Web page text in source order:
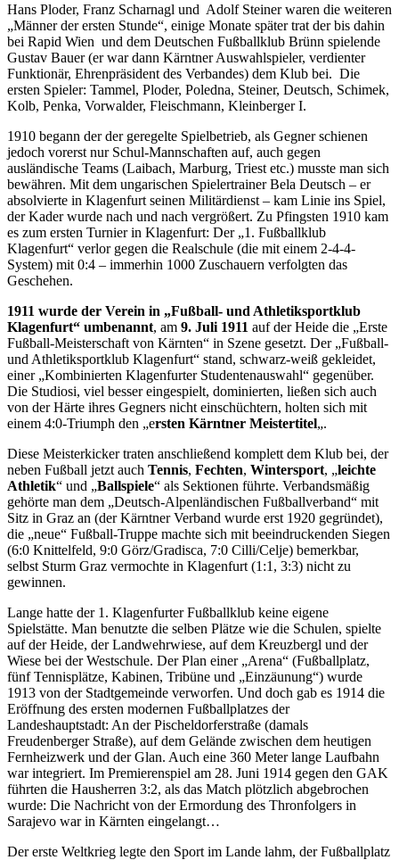
Hans Ploder, Franz Scharnagl und Adolf Steiner waren die weiteren
„Männer der ersten Stunde“, einige Monate später trat der bis dahin
bei Rapid Wien und dem Deutschen Fußballklub Brünn spielende
Gustav Bauer (er war dann Kärntner Auswahlspieler, verdienter
Funktionär, Ehrenpräsident des Verbandes) dem Klub bei. Die
ersten Spieler: Tammel, Ploder, Poledna, Steiner, Deutsch, Schimek,
Kolb, Penka, Vorwalder, Fleischmann, Kleinberger I.
1910 begann der der geregelte Spielbetrieb, als Gegner schienen
jedoch vorerst nur Schul-Mannschaften auf, auch gegen
ausländische Teams (Laibach, Marburg, Triest etc.) musste man sich
bewähren. Mit dem ungarischen Spielertrainer Bela Deutsch – er
absolvierte in Klagenfurt seinen Militärdienst – kam Linie ins Spiel,
der Kader wurde nach und nach vergrößert. Zu Pfingsten 1910 kam
es zum ersten Turnier in Klagenfurt: Der „1. Fußballklub
Klagenfurt“ verlor gegen die Realschule (die mit einem 2-4-4-
System) mit 0:4 – immerhin 1000 Zuschauern verfolgten das
Geschehen.
1911 wurde der Verein in „Fußball- und Athletiksportklub
Klagenfurt“ umbenannt, am 9. Juli 1911 auf der Heide die „Erste
Fußball-Meisterschaft von Kärnten“ in Szene gesetzt. Der „Fußball-
und Athletiksportklub Klagenfurt“ stand, schwarz-weiß gekleidet,
einer „Kombinierten Klagenfurter Studentenauswahl“ gegenüber.
Die Studiosi, viel besser eingespielt, dominierten, ließen sich auch
von der Härte ihres Gegners nicht einschüchtern, holten sich mit
einem 4:0-Triumph den „ersten Kärntner Meistertitel„.
Diese Meisterkicker traten anschließend komplett dem Klub bei, der
neben Fußball jetzt auch Tennis, Fechten, Wintersport, „leichte
Athletik“ und „Ballspiele“ als Sektionen führte. Verbandsmäßig
gehörte man dem „Deutsch-Alpenländischen Fußballverband“ mit
Sitz in Graz an (der Kärntner Verband wurde erst 1920 gegründet),
die „neue“ Fußball-Truppe machte sich mit beeindruckenden Siegen
(6:0 Knittelfeld, 9:0 Görz/Gradisca, 7:0 Cilli/Celje) bemerkbar,
selbst Sturm Graz vermochte in Klagenfurt (1:1, 3:3) nicht zu
gewinnen.
Lange hatte der 1. Klagenfurter Fußballklub keine eigene
Spielstätte. Man benutzte die selben Plätze wie die Schulen, spielte
auf der Heide, der Landwehrwiese, auf dem Kreuzbergl und der
Wiese bei der Westschule. Der Plan einer „Arena“ (Fußballplatz,
fünf Tennisplätze, Kabinen, Tribüne und „Einzäunung“) wurde
1913 von der Stadtgemeinde verworfen. Und doch gab es 1914 die
Eröffnung des ersten modernen Fußballplatzes der
Landeshauptstadt: An der Pischeldorferstraße (damals
Freudenberger Straße), auf dem Gelände zwischen dem heutigen
Fernheizwerk und der Glan. Auch eine 360 Meter lange Laufbahn
war integriert. Im Premierenspiel am 28. Juni 1914 gegen den GAK
führten die Hausherren 3:2, als das Match plötzlich abgebrochen
wurde: Die Nachricht von der Ermordung des Thronfolgers in
Sarajevo war in Kärnten eingelangt…
Der erste Weltkrieg legte den Sport im Lande lahm, der Fußballplatz